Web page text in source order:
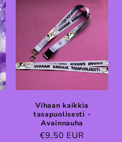
Vihaan kaikkia
tasapuolisesti -
Avainnauha
Normaalihinta
€9,50 EUR